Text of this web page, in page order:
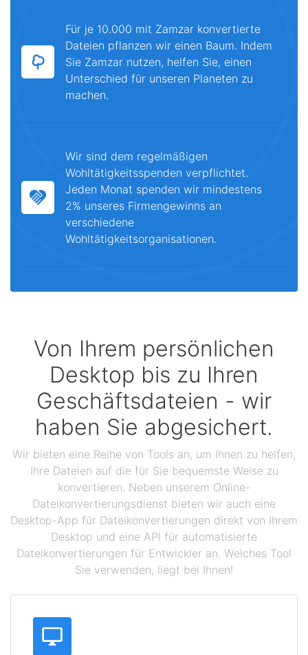
Für je 10.000 mit Zamzar konvertierte
Dateien pflanzen wir einen Baum. Indem
Sie Zamzar nutzen, helfen Sie, einen
Unterschied für unseren Planeten zu
machen.
Wir sind dem regelmäßigen
Wohltätigkeitsspenden verpflichtet.
Jeden Monat spenden wir mindestens
2% unseres Firmengewinns an
verschiedene
Wohltätigkeitsorganisationen.
Von Ihrem persönlichen
Desktop bis zu Ihren
Geschäftsdateien - wir
haben Sie abgesichert.
Wir bieten eine Reihe von Tools an, um Ihnen zu helfen,
Ihre Dateien auf die für Sie bequemste Weise zu
konvertieren. Neben unserem Online-
Dateikonvertierungsdienst bieten wir auch eine
Desktop-App für Dateikonvertierungen direkt von Ihrem
Desktop und eine API für automatisierte
Dateikonvertierungen für Entwickler an. Welches Tool
Sie verwenden, liegt bei Ihnen!